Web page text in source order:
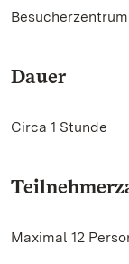
Besucherzentrum
Dauer
Circa 1 Stunde
Maximal 12